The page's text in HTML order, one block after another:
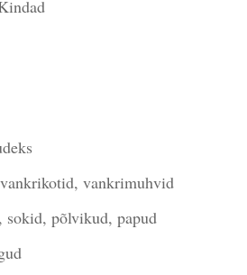
vankrimuhvid
sokid, põlvikud, papud